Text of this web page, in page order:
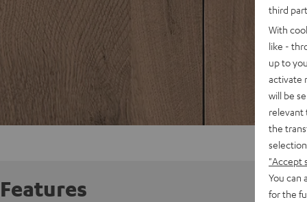
Features
third
With
like -
up to
activate
will be
relevant
the
"Accept
You can
for the